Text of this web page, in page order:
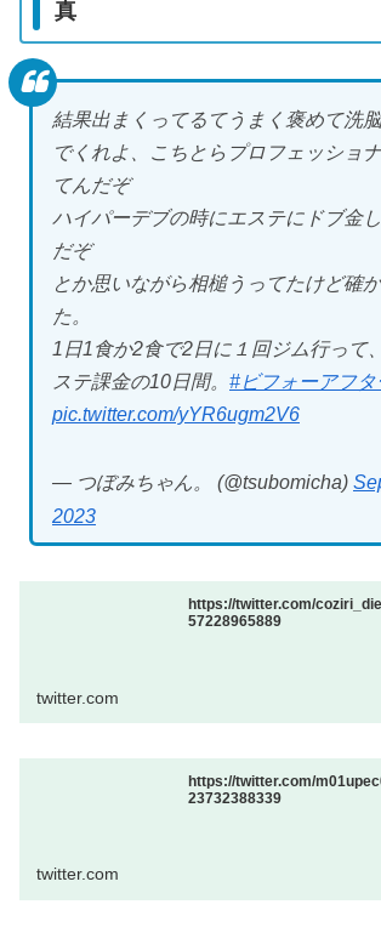
真
結果出まくってるてうまく褒めて洗
でくれよ、こちとらプロフェッショ
てんだぞ
ハイパーデブの時にエステにドブ金
だぞ
とか思いながら相槌うってたけど確
た。
1日1食か2食で2日に１回ジム行って
ステ課金の10日間。 #ビフォーアフタ
pic.twitter.com/yYR6ugm2V6
— つぼみちゃん。 (@tsubomicha)
2023
https://twitter.com/
57228965889
twitter.com
https://twitter.com/
23732388339
twitter.com